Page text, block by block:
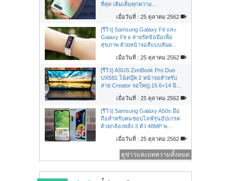
ที่สุด เติมเต็มทุกความ...
เมื่อวันที่ : 25 ตุลาคม 2562
[รีวิว] Samsung Galaxy Fit และ
Galaxy Fit e สายรัดข้อมือเพื่อ
สุขภาพ ด้วยหน้าจอสีแบบสัมผ...
เมื่อวันที่ : 25 ตุลาคม 2562
[รีวิว] ASUS ZenBook Pro Duo
UX581 โน้ตบุ๊ค 2 หน้าจอสำหรับ
สาย Creator จอใหญ่ 15.6+14 นิ...
เมื่อวันที่ : 25 ตุลาคม 2562
[รีวิว] Samsung Galaxy A50s มือ
ถือสำหรับคนชอบไลฟ์รุ่นอัปเกรด
ด้วยกล้องหลัง 3 ตัว 48MP พ...
เมื่อวันที่ : 25 ตุลาคม 2562
ดูข่าวและบทความทั้งหมด